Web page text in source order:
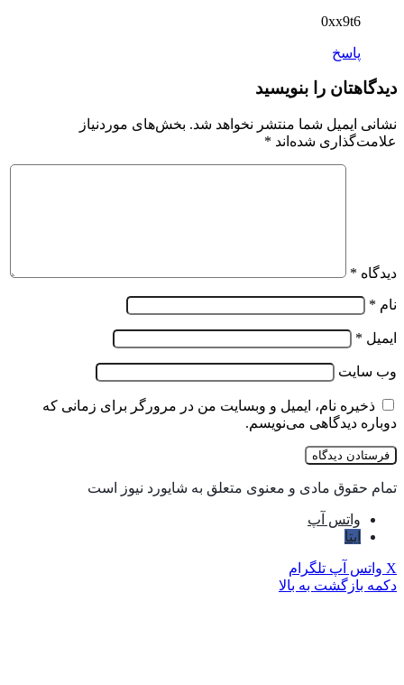
0xx9t6
پاسخ
دیدگاهتان را بنویسید
نشانی ایمیل شما منتشر نخواهد شد. بخش‌های موردنیاز
علامت‌گذاری شده‌اند *
دیدگاه *
نام *
ایمیل *
وب‌ سایت
ذخیره نام، ایمیل و وبسایت من در مرورگر برای زمانی که
دوباره دیدگاهی می‌نویسم.
تمام حقوق مادی و معنوی متعلق به شایورد نیوز است
واتس آپ
ایتا
X واتس آپ تلگرام
دکمه بازگشت به بالا